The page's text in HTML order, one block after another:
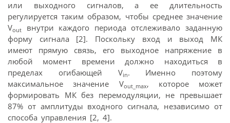
или выходного сигналов, а ее длительность
регулируется таким образом, чтобы среднее значение
Vout
внутри каждого периода отслеживало заданную
форму сигнала [2]. Поскольку вход и выход МК
имеют прямую связь, его выходное напряжение в
любой момент времени должно находиться в
пределах огибающей Vin. Именно поэтому
максимальное значение Vout_max, которое может
формировать МК без перемодуляции, не превышает
87% от амплитуды входного сигнала, независимо от
способа управления [2, 4].